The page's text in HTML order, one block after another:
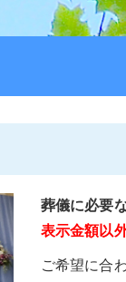
葬儀に必要
表示金額以
ご希望に合